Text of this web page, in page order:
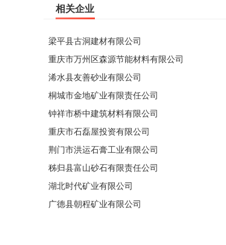
相关企业
梁平县古洞建材有限公司
重庆市万州区森源节能材料有限公司
浠水县友善砂业有限公司
桐城市金地矿业有限责任公司
钟祥市桥中建筑材料有限公司
重庆市石磊屋投资有限公司
荆门市洪运石膏工业有限公司
秭归县富山砂石有限责任公司
湖北时代矿业有限公司
广德县朝程矿业有限公司